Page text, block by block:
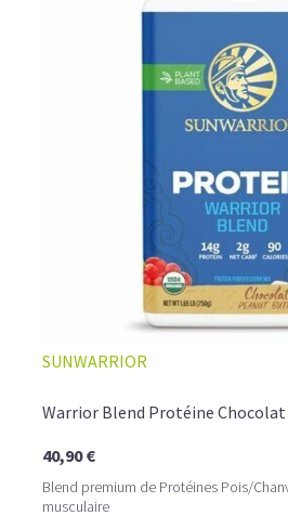
SUNWARRIOR
Warrior Blend Protéine Chocolat
40,90 €
Blend premium de Protéines Pois/
musculaire